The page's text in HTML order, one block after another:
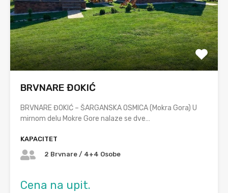
BRVNARE ĐOKIĆ
BRVNARE ĐOKIĆ – ŠARGANSKA OSMICA (Mokra Gora) U
mirnom delu Mokre Gore nalaze se dve…
KAPACITET
2 Brvnare / 4+4 Osobe
Cena na upit.